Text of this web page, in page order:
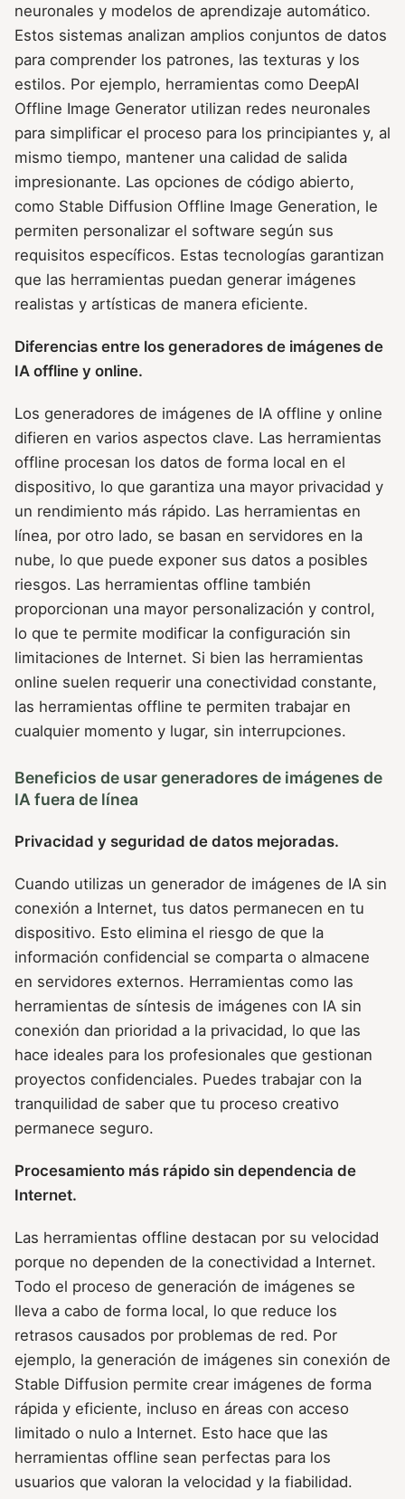
neuronales y modelos de aprendizaje automático.
Estos sistemas analizan amplios conjuntos de datos
para comprender los patrones, las texturas y los
estilos. Por ejemplo, herramientas como DeepAI
Offline Image Generator utilizan redes neuronales
para simplificar el proceso para los principiantes y, al
mismo tiempo, mantener una calidad de salida
impresionante. Las opciones de código abierto,
como Stable Diffusion Offline Image Generation, le
permiten personalizar el software según sus
requisitos específicos. Estas tecnologías garantizan
que las herramientas puedan generar imágenes
realistas y artísticas de manera eficiente.
Diferencias entre los generadores de imágenes de
IA offline y online.
Los generadores de imágenes de IA offline y online
difieren en varios aspectos clave. Las herramientas
offline procesan los datos de forma local en el
dispositivo, lo que garantiza una mayor privacidad y
un rendimiento más rápido. Las herramientas en
línea, por otro lado, se basan en servidores en la
nube, lo que puede exponer sus datos a posibles
riesgos. Las herramientas offline también
proporcionan una mayor personalización y control,
lo que te permite modificar la configuración sin
limitaciones de Internet. Si bien las herramientas
online suelen requerir una conectividad constante,
las herramientas offline te permiten trabajar en
cualquier momento y lugar, sin interrupciones.
Beneficios de usar generadores de imágenes de
IA fuera de línea
Privacidad y seguridad de datos mejoradas.
Cuando utilizas un generador de imágenes de IA sin
conexión a Internet, tus datos permanecen en tu
dispositivo. Esto elimina el riesgo de que la
información confidencial se comparta o almacene
en servidores externos. Herramientas como las
herramientas de síntesis de imágenes con IA sin
conexión dan prioridad a la privacidad, lo que las
hace ideales para los profesionales que gestionan
proyectos confidenciales. Puedes trabajar con la
tranquilidad de saber que tu proceso creativo
permanece seguro.
Procesamiento más rápido sin dependencia de
Internet.
Las herramientas offline destacan por su velocidad
porque no dependen de la conectividad a Internet.
Todo el proceso de generación de imágenes se
lleva a cabo de forma local, lo que reduce los
retrasos causados por problemas de red. Por
ejemplo, la generación de imágenes sin conexión de
Stable Diffusion permite crear imágenes de forma
rápida y eficiente, incluso en áreas con acceso
limitado o nulo a Internet. Esto hace que las
herramientas offline sean perfectas para los
usuarios que valoran la velocidad y la fiabilidad.